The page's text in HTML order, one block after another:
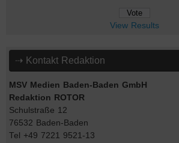
View Results
⇢ Kontakt Redaktion
MSV Medien Baden-Baden GmbH
Redaktion ROTOR
Schulstraße 12
76532 Baden-Baden
Tel +49 7221 9521-13